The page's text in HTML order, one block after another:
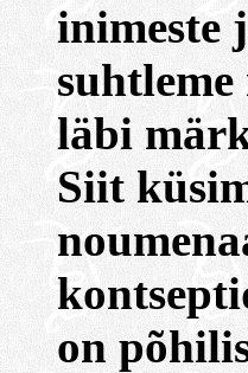
inimeste
läbi
Siit
on